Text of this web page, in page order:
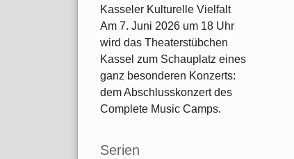
Kasseler Kulturelle Vielfalt
Am 7. Juni 2026 um 18 Uhr
wird das Theaterstübchen
Kassel zum Schauplatz eines
ganz besonderen Konzerts:
dem Abschlusskonzert des
Complete Music Camps.
Serien